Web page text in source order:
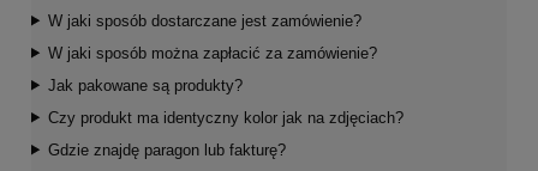
W jaki sposób dostarczane jest zamówienie?
W jaki sposób można zapłacić za zamówienie?
Jak pakowane są produkty?
Czy produkt ma identyczny kolor jak na zdjęciach?
Gdzie znajdę paragon lub fakturę?